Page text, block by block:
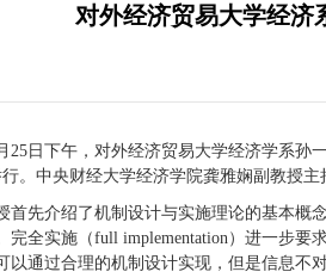
对外经济贸易大学经济
25日下午，对外经济贸易大学经济学系孙
。中央财经大学经济学院龚雅娴副教授
首先介绍了机制设计与实施理论的基本概
完全实施（full implementation）进一步
以通过合理的机制设计实现，但是信息不